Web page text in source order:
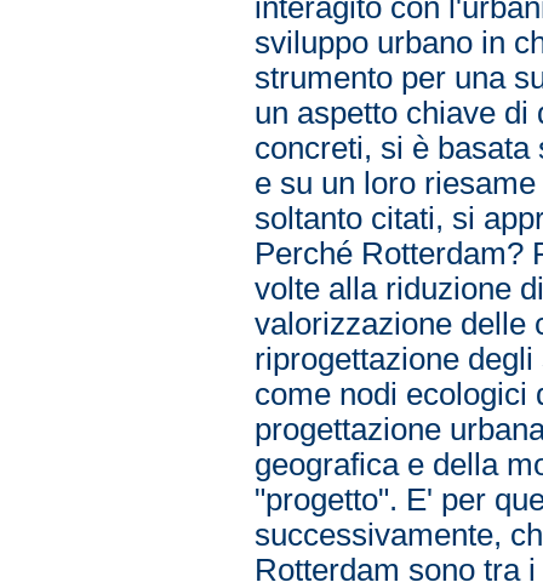
interagito con
sviluppo urbano in
strumento per una
un aspetto chiave di
concreti, si è
e su un loro
soltanto citati, si
Perché Rotterdam?
volte alla riduzione
valorizzazione delle
riprogettazione
come nodi ecologici
progettazione
geografica e della
"progetto". E' per
successivamente,
Rotterdam sono tra